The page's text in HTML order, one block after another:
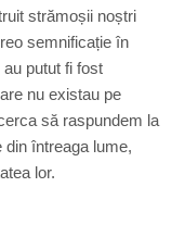
strămoșii noștri
semnificație în
putut fi fost
nu existau pe
să raspundem la
întreaga lume,
lor.